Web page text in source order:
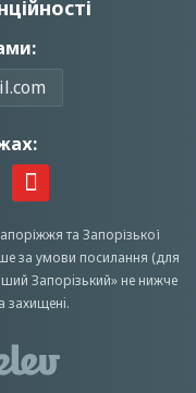
та Запорізької
за умови посилання (для
Запорiзький» не нижче
захищенi.